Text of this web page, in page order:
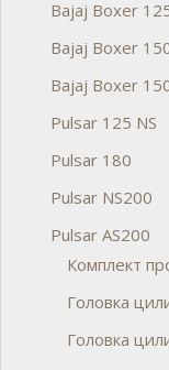
Bajaj Boxer
Bajaj Boxer
Bajaj Boxer
Pulsar 125 NS
Pulsar 180
Pulsar NS200
Pulsar AS200
Комплект
Головка
Головка